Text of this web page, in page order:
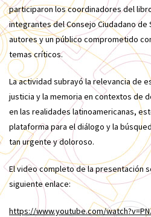
participaron los coordinadores del
integrantes del Consejo Ciudadano
autores y un público comprometido
temas críticos.
La actividad subrayó la relevancia de
justicia y la memoria en contextos de
en las realidades latinoamericanas,
plataforma para el diálogo y la
tan urgente y doloroso.
El video completo de la presentación
siguiente enlace:
https://www.youtube.com/